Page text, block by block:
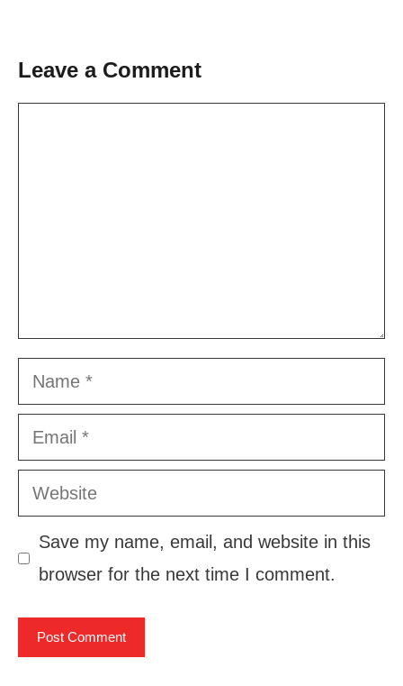
Leave a Comment
Name
Email
Website
Save my name, email, and website in this
browser for the next time I comment.